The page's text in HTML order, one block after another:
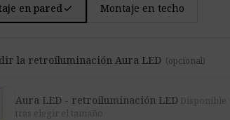
en paredcheck Montaje en techo
la retroiluminación Aura LED (opcional)
Aura LED - retroiluminación LED Disponible
tras elegir el tamaño